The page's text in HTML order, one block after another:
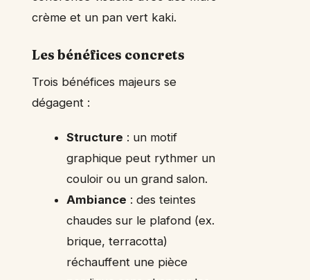
crème et un pan vert kaki.
Les bénéfices concrets
Trois bénéfices majeurs se
dégagent :
Structure : un motif
graphique peut rythmer un
couloir ou un grand salon.
Ambiance : des teintes
chaudes sur le plafond (ex.
brique, terracotta)
réchauffent une pièce